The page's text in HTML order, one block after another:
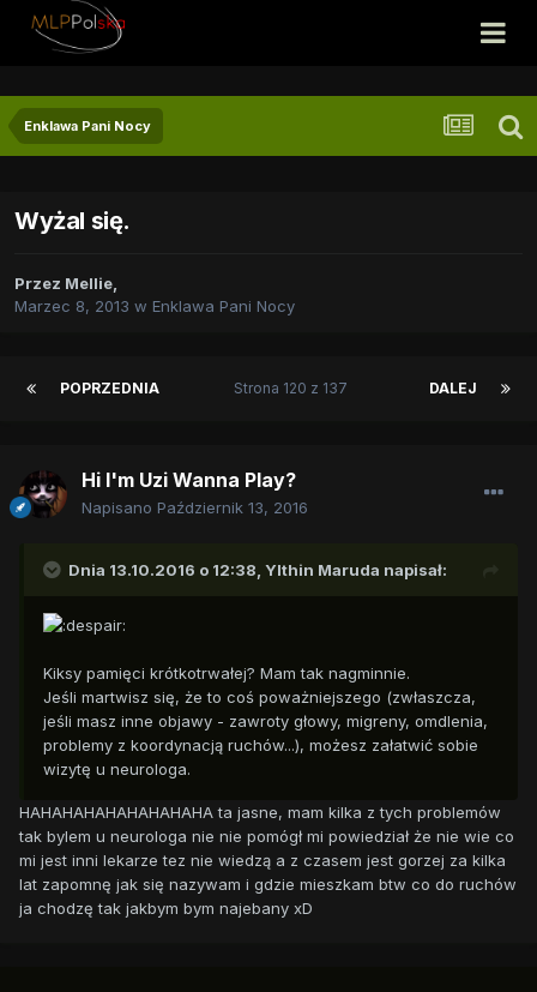
Enklawa Pani Nocy
Wyżal się.
Przez Mellie,
Marzec 8, 2013 w Enklawa Pani Nocy
POPRZEDNIA DALEJ
Strona 120 z 137
Hi I'm Uzi Wanna Play?
Napisano Październik 13, 2016
Dnia 13.10.2016 o 12:38, Ylthin Maruda napisał:
Kiksy pamięci krótkotrwałej? Mam tak nagminnie.
Jeśli martwisz się, że to coś poważniejszego (zwłaszcza,
jeśli masz inne objawy - zawroty głowy, migreny, omdlenia,
problemy z koordynacją ruchów...), możesz załatwić sobie
wizytę u neurologa.
HAHAHAHAHAHAHAHAHA ta jasne, mam kilka z tych problemów
tak bylem u neurologa nie nie pomógł mi powiedział że nie wie co
mi jest inni lekarze tez nie wiedzą a z czasem jest gorzej za kilka
lat zapomnę jak się nazywam i gdzie mieszkam btw co do ruchów
ja chodzę tak jakbym bym najebany xD